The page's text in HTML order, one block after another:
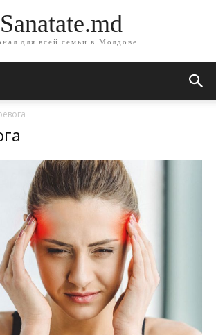
Sanatate.md
для всей семьи в Молдове